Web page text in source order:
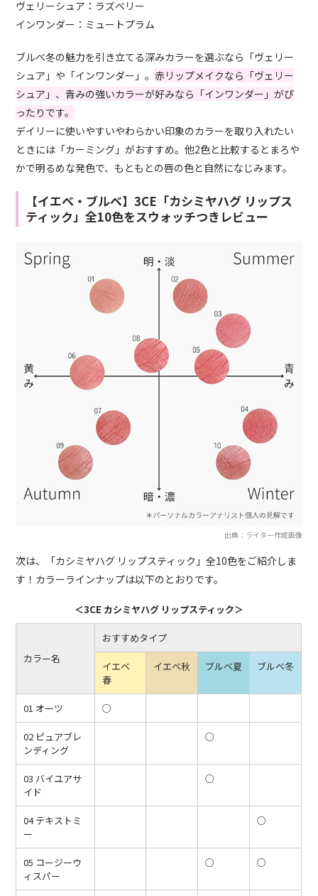
ヴェリーシュア：ラズベリー
インワンダー：ミュートプラム
ブルベ冬の魅力を引き立てる深みカラーを選ぶなら「ヴェリー
シュア」や「インワンダー」。赤リップメイクなら「ヴェリー
シュア」、青みの強いカラーが好みなら「インワンダー」がぴ
ったりです。
デイリーに使いやすいやわらかい印象のカラーを取り入れたい
ときには「カーミング」がおすすめ。他2色と比較するとまろや
かで明るめな発色で、もともとの唇の色と自然になじみます。
【イエベ・ブルベ】3CE「カシミヤハグ リップス
ティック」全10色をスウォッチつきレビュー
出典：ライター作成画像
次は、「カシミヤハグ リップスティック」全10色をご紹介しま
す！カラーラインナップは以下のとおりです。
＜3CE カシミヤハグ リップスティック＞
カラー名
おすすめタイプ
イエベ
春
イエベ秋 ブルベ夏 ブルベ冬
01 オーツ ○
02 ピュアブレ
ンディング
○
03 バイユアサ
イド
○
04 テキストミ
ー
○
05 コージーウ
ィスパー
○ ○